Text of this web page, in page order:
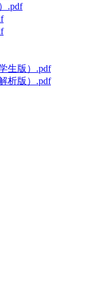
.pdf
生版）.pdf
析版）.pdf